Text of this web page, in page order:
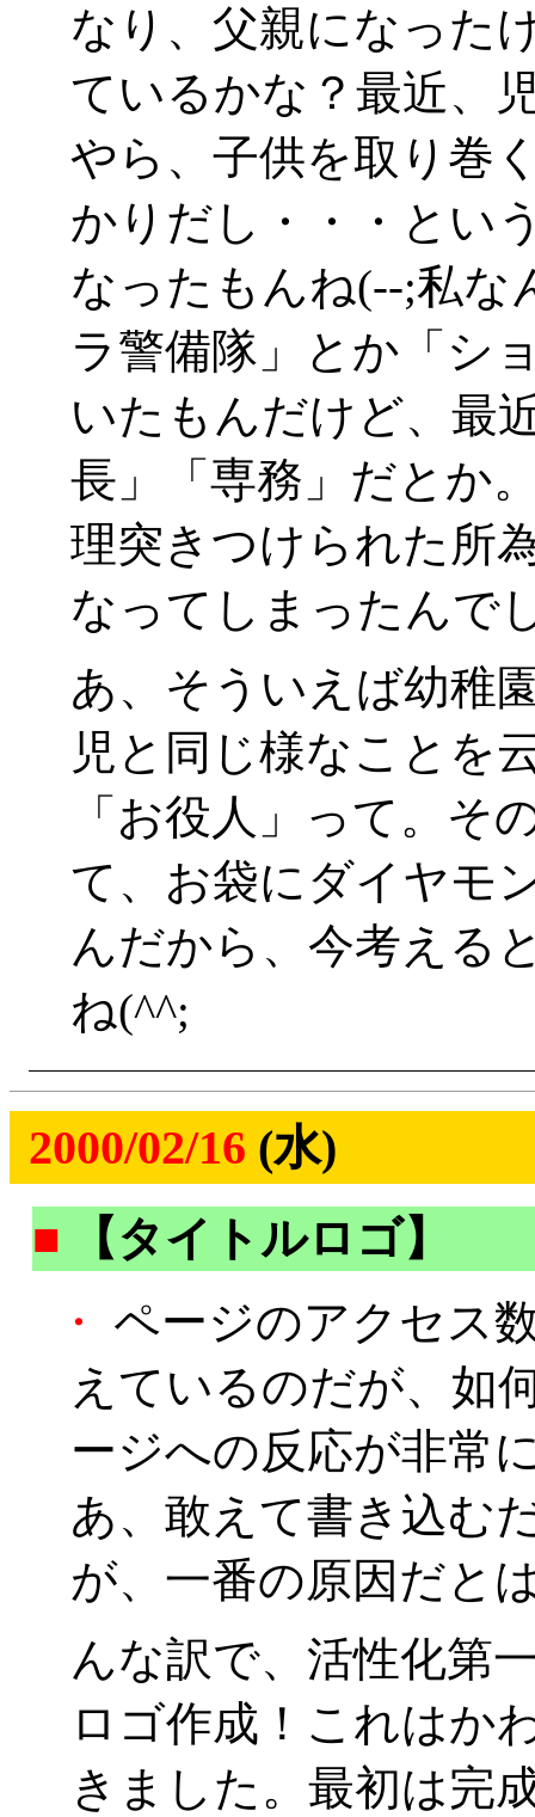
なり、父親になった
ているかな？最近、
やら、子供を取り巻
かりだし・・・とい
なったもんね(--;私な
ラ警備隊」とか「シ
いたもんだけど、最
長」「専務」だとか
理突きつけられた所
なってしまったんで
あ、そういえば幼稚
児と同じ様なことを
「お役人」って。そ
て、お袋にダイヤモ
んだから、今考える
ね(^^;
2000/02/16 (水)
■
【タイトルロゴ】
・
ページのアクセス
えているのだが、如
ージへの反応が非常
あ、敢えて書き込む
が、一番の原因だと
んな訳で、活性化第
ロゴ作成！これはか
きました。最初は完